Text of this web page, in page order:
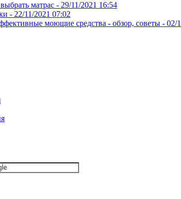
матрас - 29/11/2021 16:54
- 22/11/2021 07:02
моющие средства - обзор, советы - 02/